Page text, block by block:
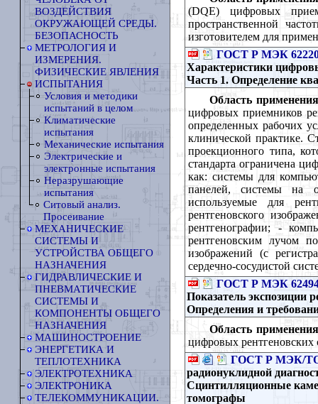
ВОЗДЕЙСТВИЯ
ОКРУЖАЮЩЕЙ СРЕДЫ.
БЕЗОПАСНОСТЬ
МЕТРОЛОГИЯ И
ИЗМЕРЕНИЯ.
ФИЗИЧЕСКИЕ ЯВЛЕНИЯ
ИСПЫТАНИЯ
Условия и методики
испытаний в целом
Климатические
испытания
Механические испытания
Электрические и
электронные испытания
Неразрушающие
испытания
Ситовый анализ.
Просеивание
МЕХАНИЧЕСКИЕ
СИСТЕМЫ И
УСТРОЙСТВА ОБЩЕГО
НАЗНАЧЕНИЯ
ГИДРАВЛИЧЕСКИЕ И
ПНЕВМАТИЧЕСКИЕ
СИСТЕМЫ И
КОМПОНЕНТЫ ОБЩЕГО
НАЗНАЧЕНИЯ
МАШИНОСТРОЕНИЕ
ЭНЕРГЕТИКА И
ТЕПЛОТЕХНИКА
ЭЛЕКТРОТЕХНИКА
ЭЛЕКТРОНИКА
ТЕЛЕКОММУНИКАЦИИ.
(DQE) цифровых
пространственной
изготовителем для
ГОСТ Р МЭК
Характеристики
Часть 1. Определение
Область
цифровых приемников
определенных рабочих
клинической практике.
проекционного типа,
стандарта ограничена
как: системы для
панелей, системы на
используемые для
рентгеновского
рентгенографии; -
рентгеновским лучом
изображений (с
сердечно-сосудистой
ГОСТ Р МЭК
Показатель экспозиции
Определения и
Область
цифровых рентгеновских
ГОСТ Р МЭК/ТО
радионуклидной
Сцинтилляционные
томографы